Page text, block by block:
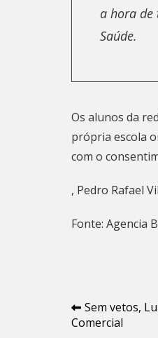
a hora de
Saúde.
Os alunos da
própria escola
com o
, Pedro Rafael
Fonte: Agencia
Sem vetos,
Comercial